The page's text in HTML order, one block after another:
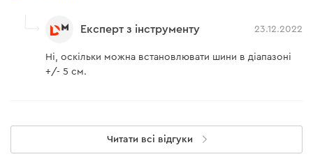
Експерт з інструменту 23.12.2022
Ні, оскільки можна встановлювати шини в діапазоні
+/- 5 см.
Читати всі відгуки